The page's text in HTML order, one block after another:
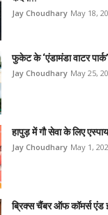
Jay Choudhary May 18,
फुकेट के ‘एंडामंडा वाटर
Jay Choudhary May 25,
हापुड़ में गौ सेवा के लिए
Jay Choudhary May 1,
ब्रिक्स चैंबर ऑफ कॉमर्स